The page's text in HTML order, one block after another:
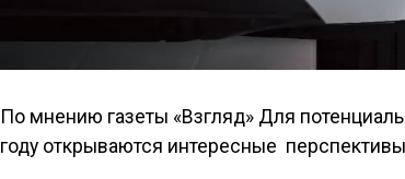
По мнению газеты «Взгляд» Для
году открываются интересные перспективы